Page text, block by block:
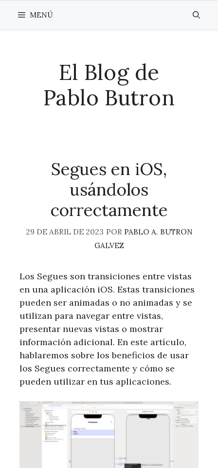
contenido
MENÚ
El Blog de
Pablo Butron
Segues en iOS,
usándolos
correctamente
29 DE ABRIL DE 2023 POR PABLO A. BUTRON
GALVEZ
Los Segues son transiciones entre vistas
en una aplicación iOS. Estas transiciones
pueden ser animadas o no animadas y se
utilizan para navegar entre vistas,
presentar nuevas vistas o mostrar
información adicional. En este artículo,
hablaremos sobre los beneficios de usar
los Segues correctamente y cómo se
pueden utilizar en tus aplicaciones.